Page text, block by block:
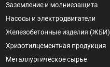
Заземление и молниезащита
Насосы и электродвигатели
Железобетонные изделия (ЖБИ)
Хризотилцементная продукция
Металлургическое сырье